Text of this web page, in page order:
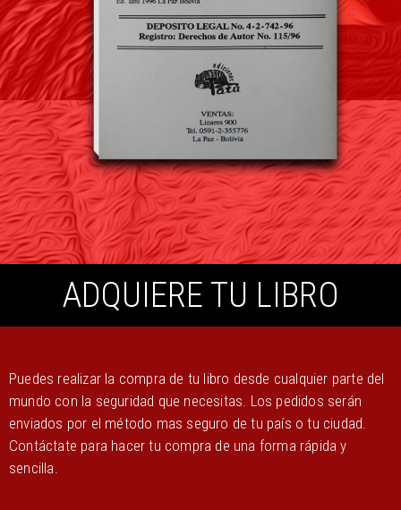
ADQUIERE TU LIBRO
Puedes realizar la compra de tu libro desde cualquier parte del
mundo con la seguridad que necesitas. Los pedidos serán
enviados por el método mas seguro de tu país o tu ciudad.
Contáctate para hacer tu compra de una forma rápida y
sencilla.